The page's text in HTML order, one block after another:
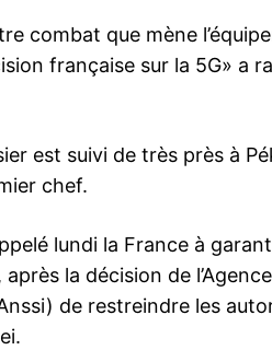
Insight
Nous contacter
Formules
Mon compte
combat que mène
française sur la 5G» a
est suivi de très près à
chef.
lundi la France à
la décision de l’Agence
de restreindre les